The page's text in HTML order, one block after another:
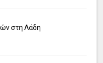
στη Λάδη